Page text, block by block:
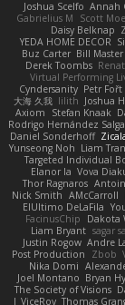
Joshua Scelfo Annah
Gabrielius M
Scott
Daisy Belknap
YEDA HOME DECOR
Buz Carter Bill Master
Derek Toombs
Virtual Performing
Cyndersanity Petr Fořt
大海 久我 lilith Joshua
Axiom
Stefan Knaak
Rodrigo Hernández
Daniel Sonderhoff
Yunseong Noh Liam
Targeted Individual
Elanor la Vova
Thor Ragnaros
Nick Smith AMcCarroll
ElUltimo DeLaFila
FacinusChip
Dakota
Liam Bryant sagar
Justin Rogow Andre
Post Production
Zbob
Nika Domi
Joel Montano Bryan Hy
The Society of Visions
I_ViceRoy Thomas